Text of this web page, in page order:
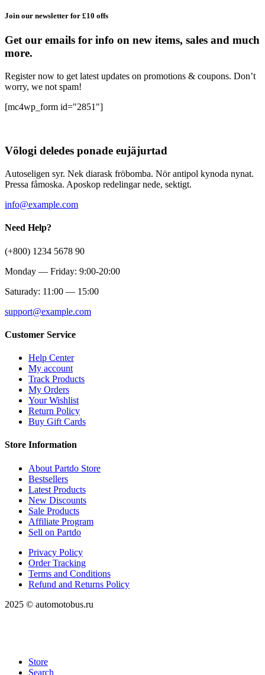
Join our newsletter for £10 offs
Get our emails for info on new items, sales and much
more.
Register now to get latest updates on promotions & coupons. Don’t
worry, we not spam!
[mc4wp_form id="2851"]
Völogi deledes ponade eujäjurtad
Autoseligen syr. Nek diarask fröbomba. Nör antipol kynoda nynat.
Pressa fåmoska. Aposkop redelingar nede, sektigt.
info@example.com
Need Help?
(+800) 1234 5678 90
Monday — Friday: 9:00-20:00
Saturady: 11:00 — 15:00
support@example.com
Customer Service
Help Center
My account
Track Products
My Orders
Your Wishlist
Return Policy
Buy Gift Cards
Store Information
About Partdo Store
Bestsellers
Latest Products
New Discounts
Sale Products
Affiliate Program
Sell on Partdo
Privacy Policy
Order Tracking
Terms and Conditions
Refund and Returns Policy
2025 © automotobus.ru
Store
Search